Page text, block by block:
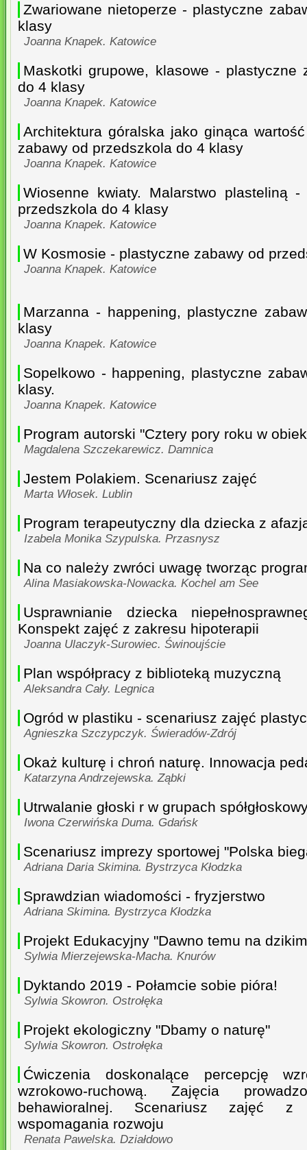
Zwariowane nietoperze - plastyczne
klasy
Joanna Knapek. Katowice
Maskotki grupowe, klasowe - plastyczne
do 4 klasy
Joanna Knapek. Katowice
Architektura góralska jako ginąca
zabawy od przedszkola do 4 klasy
Joanna Knapek. Katowice
Wiosenne kwiaty. Malarstwo plasteliną
przedszkola do 4 klasy
Joanna Knapek. Katowice
W Kosmosie - plastyczne zabawy od
Joanna Knapek. Katowice
Marzanna - happening, plastyczne
klasy
Joanna Knapek. Katowice
Sopelkowo - happening, plastyczne
klasy.
Joanna Knapek. Katowice
Program autorski "Cztery pory roku w
Magdalena Szczekarewicz. Damnica
Jestem Polakiem. Scenariusz zajęć
Marta Włosek. Lublin
Program terapeutyczny dla dziecka z
Izabela Monika Szypulska. Przasnysz
Na co należy zwróci uwagę tworząc
Alina Masiakowska-Nowacka. Kochel am See
Usprawnianie dziecka
Konspekt zajęć z zakresu hipoterapii
Joanna Ulaczyk-Surowiec. Świnoujście
Plan współpracy z biblioteką muzyczną
Aleksandra Cały. Legnica
Ogród w plastiku - scenariusz zajęć
Agnieszka Szczypczyk. Świeradów-Zdrój
Okaż kulturę i chroń naturę. Innowacja
Katarzyna Andrzejewska. Ząbki
Utrwalanie głoski r w grupach
Iwona Czerwińska Duma. Gdańsk
Scenariusz imprezy sportowej "Polska
Adriana Daria Skimina. Bystrzyca Kłodzka
Sprawdzian wiadomości - fryzjerstwo
Adriana Skimina. Bystrzyca Kłodzka
Projekt Edukacyjny "Dawno temu na
Sylwia Mierzejewska-Macha. Knurów
Dyktando 2019 - Połamcie sobie pióra!
Sylwia Skowron. Ostrołęka
Projekt ekologiczny "Dbamy o naturę"
Sylwia Skowron. Ostrołęka
Ćwiczenia doskonalące percepcję
wzrokowo-ruchową. Zajęcia
behawioralnej. Scenariusz zajęć z
wspomagania rozwoju
Renata Pawelska. Działdowo